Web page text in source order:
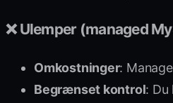
❌ Ulemper (managed
Omkostninger:
Begrænset kontrol: